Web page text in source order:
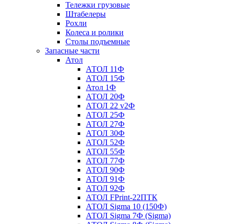
Тележки грузовые
Штабелеры
Рохли
Колеса и ролики
Столы подъемные
Запасные части
Атол
АТОЛ 11Ф
АТОЛ 15Ф
Атол 1Ф
АТОЛ 20Ф
АТОЛ 22 v2Ф
АТОЛ 25Ф
АТОЛ 27Ф
АТОЛ 30Ф
АТОЛ 52Ф
АТОЛ 55Ф
АТОЛ 77Ф
АТОЛ 90Ф
АТОЛ 91Ф
АТОЛ 92Ф
АТОЛ FPrint-22ПТК
АТОЛ Sigma 10 (150Ф)
АТОЛ Sigma 7Ф (Sigma)